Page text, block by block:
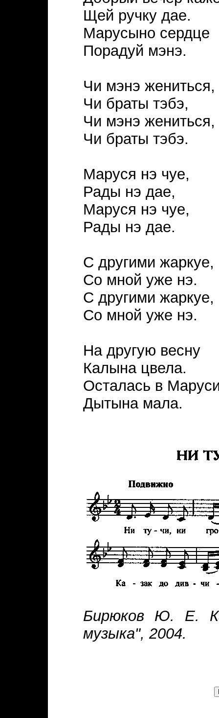
Щей ручку дае.
Марусыно сердце
Порадуй мэнэ.
Чи мэнэ жениться,
Чи браты тэбэ,
Чи мэнэ жениться,
Чи браты тэбэ.
Маруся нэ чуе,
Рады нэ дае,
Маруся нэ чуе,
Рады нэ дае.
С другими жаркуе,
Со мной уже нэ.
С другими жаркуе,
Со мной уже нэ.
На другую весну
Калына цвела.
Осталась в
Дытына мала.
Бирюков Ю. Е.
музыка", 2004.